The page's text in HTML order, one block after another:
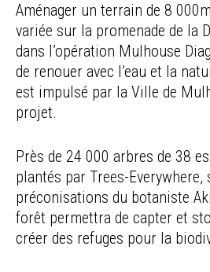
Aménager un terrain de 8
variée sur la promenade de la
dans l’opération Mulhouse
de renouer avec l’eau et la
est impulsé par la Ville de
projet.
Près de 24 000 arbres de 38
plantés par Trees-Everywhere,
préconisations du botaniste
forêt permettra de capter et
créer des refuges pour la